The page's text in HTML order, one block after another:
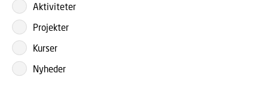
Aktiviteter
Projekter
Kurser
Nyheder